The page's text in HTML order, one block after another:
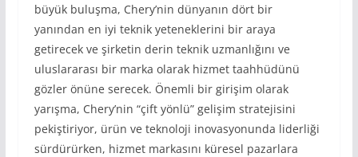
büyük buluşma, Chery’nin dünyanın dört bir
yanından en iyi teknik yeteneklerini bir araya
getirecek ve şirketin derin teknik uzmanlığını ve
uluslararası bir marka olarak hizmet taahhüdünü
gözler önüne serecek. Önemli bir girişim olarak
yarışma, Chery’nin “çift yönlü” gelişim stratejisini
pekiştiriyor, ürün ve teknoloji inovasyonunda liderliği
sürdürürken, hizmet markasını küresel pazarlara